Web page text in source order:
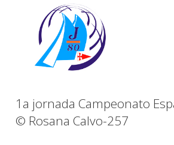
1a jornada Campeonato
© Rosana Calvo-257